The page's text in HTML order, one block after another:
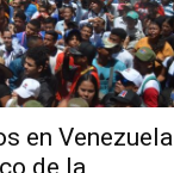
en Venezuela
de la